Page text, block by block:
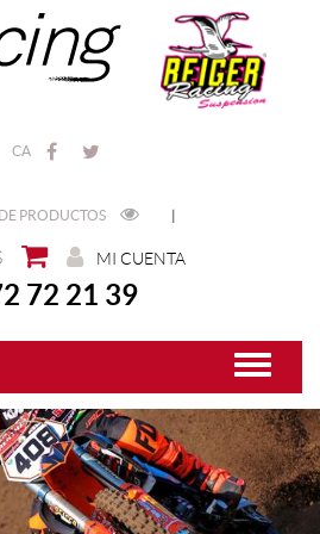
CA
PRODUCTOS |
MI CUENTA
72 21 39